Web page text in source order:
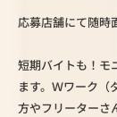
応募店舗にて随時
短期バイトも！モ
ます。Ｗワーク（
方やフリーターさ